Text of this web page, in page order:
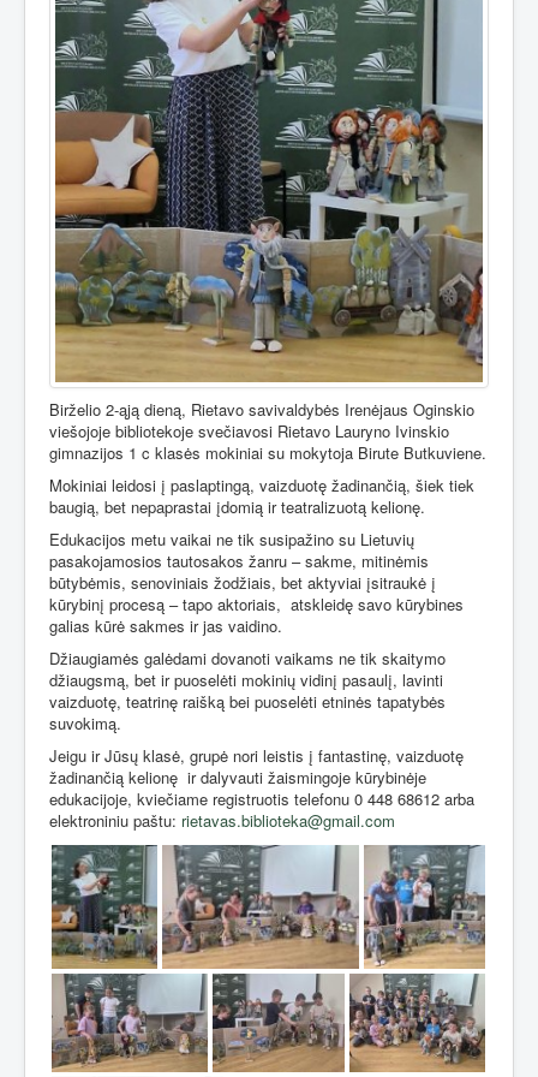
Birželio 2-ąją dieną, Rietavo savivaldybės Irenėjaus Oginskio
viešojoje bibliotekoje svečiavosi Rietavo Lauryno Ivinskio
gimnazijos 1 c klasės mokiniai su mokytoja Birute Butkuviene.
Mokiniai leidosi į paslaptingą, vaizduotę žadinančią, šiek tiek
baugią, bet nepaprastai įdomią ir teatralizuotą kelionę.
Edukacijos metu vaikai ne tik susipažino su Lietuvių
pasakojamosios tautosakos žanru – sakme, mitinėmis
būtybėmis, senoviniais žodžiais, bet aktyviai įsitraukė į
kūrybinį procesą – tapo aktoriais, atskleidę savo kūrybines
galias kūrė sakmes ir jas vaidino.
Džiaugiamės galėdami dovanoti vaikams ne tik skaitymo
džiaugsmą, bet ir puoselėti mokinių vidinį pasaulį, lavinti
vaizduotę, teatrinę raišką bei puoselėti etninės tapatybės
suvokimą.
Jeigu ir Jūsų klasė, grupė nori leistis į fantastinę, vaizduotę
žadinančią kelionę ir dalyvauti žaismingoje kūrybinėje
edukacijoje, kviečiame registruotis telefonu 0 448 68612 arba
elektroniniu paštu: rietavas.biblioteka@gmail.com